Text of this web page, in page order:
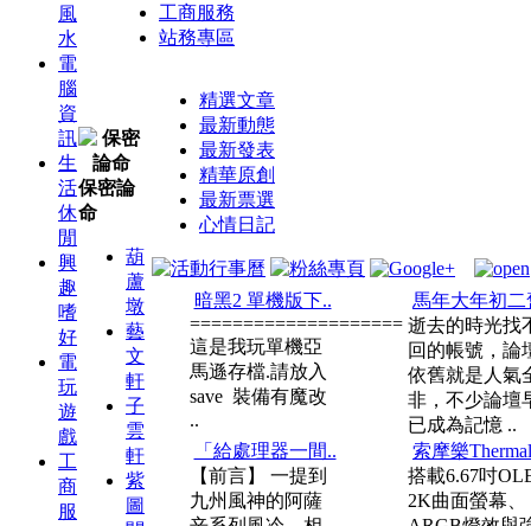
風
水
電
腦
資
訊
生
活
休
閒
興
趣
嗜
好
電
玩
遊
戲
工
商
服
保密論
命
葫
蘆
墩
藝
文
軒
子
雲
軒
紫
圖
工商服務
站務專區
精選文章
最新動態
最新發表
精華原創
最新票選
心情日記
暗黑2 單機版下..
====================
這是我玩單機亞
馬遜存檔.請放入
save 裝備有魔改
..
馬年大年初二
逝去的時光找
回的帳號，論
依舊就是人氣
非，不少論壇
已成為記憶 ..
「給處理器一間..
【前言】 一提到
九州風神的阿薩
索摩樂
搭載6.67吋
2K曲面螢幕、